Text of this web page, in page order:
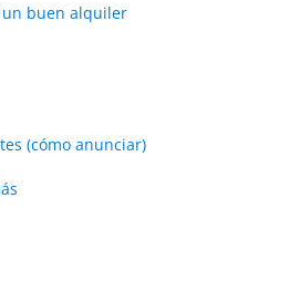
un buen alquiler
(cómo anunciar)